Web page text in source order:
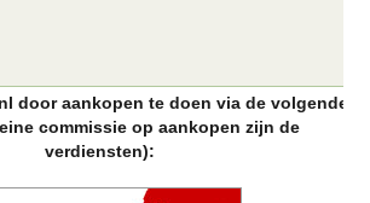
door aankopen te doen via de volgende
commissie op aankopen zijn de
verdiensten):